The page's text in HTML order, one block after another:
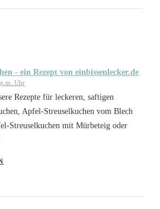
- ein Rezept von einbissenlecker.de
Uhr
Rezepte für leckeren, saftigen
Apfel-Streuselkuchen vom Blech
Streuselkuchen mit Mürbeteig oder